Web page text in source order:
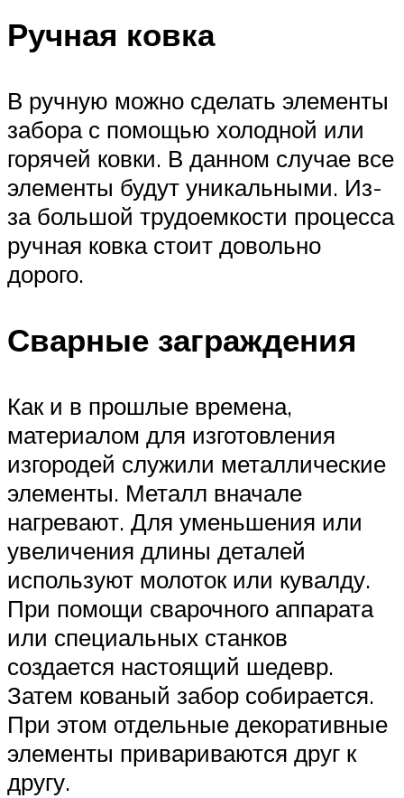
Ручная ковка
В ручную можно сделать элементы
забора с помощью холодной или
горячей ковки. В данном случае все
элементы будут уникальными. Из-
за большой трудоемкости процесса
ручная ковка стоит довольно
дорого.
Сварные заграждения
Как и в прошлые времена,
материалом для изготовления
изгородей служили металлические
элементы. Металл вначале
нагревают. Для уменьшения или
увеличения длины деталей
используют молоток или кувалду.
При помощи сварочного аппарата
или специальных станков
создается настоящий шедевр.
Затем кованый забор собирается.
При этом отдельные декоративные
элементы привариваются друг к
другу.